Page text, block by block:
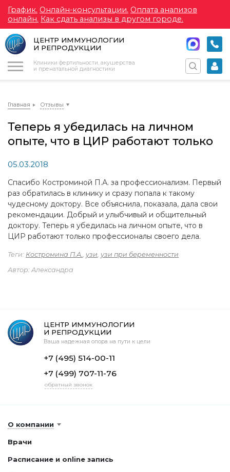
График. Онлайн-консультации. Оплата анализов
онлайн. Как сдать анализы в другом городе.
ЦЕНТР ИММУНОЛОГИИ
И РЕПРОДУКЦИИ
Клиники фертильности, акушерства
и пренатальной диагностики
Главная Отзывы
Теперь я убедилась на личном
опыте, что в ЦИР работают только
05.03.2018
Спасибо Костроминой П.А. за профессионализм. Первый
раз обратилась в клинику и сразу попала к такому
чудесному доктору. Все объяснила, показала, дала свои
рекомендации. Добрый и улыбчивый и общительный
доктору. Теперь я убедилась на личном опыте, что в
ЦИР работают только профессионалы своего дела.
Теги: Костромина П.А., узи, узи при беременности
Автор: Александра
ЦЕНТР ИММУНОЛОГИИ
И РЕПРОДУКЦИИ
Ваша надежная опора на пути к цели
+7 (495) 514-00-11
+7 (499) 707-11-76
обратный звонок
О компании
Врачи
Расписание и online запись